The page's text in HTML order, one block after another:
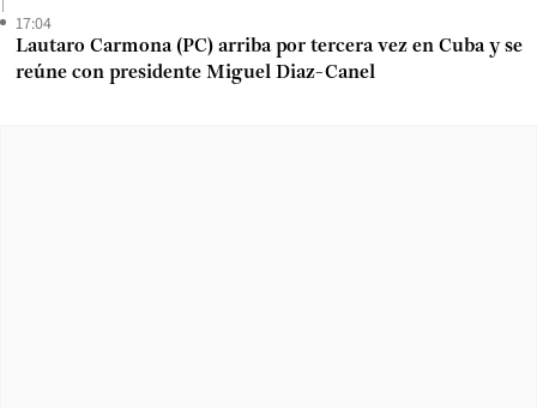
17:04
Lautaro Carmona (PC) arriba por tercera vez en Cuba y se
reúne con presidente Miguel Diaz-Canel